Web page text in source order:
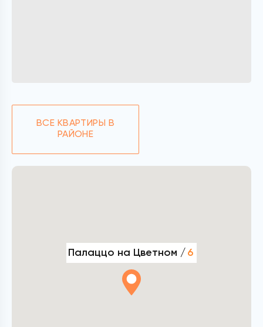
ВСЕ КВАРТИРЫ В
РАЙОНЕ
Палаццо на Цветном / 6